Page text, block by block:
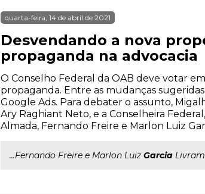
quarta-feira, 14 de abril de 2021
Desvendando a nova
propaganda na advocacia
O Conselho Federal da OAB deve votar
propaganda. Entre as mudanças
Google Ads. Para debater o assunto,
Ary Raghiant Neto, e a Conselheira
Almada, Fernando Freire e Marlon Luiz
...Fernando Freire e Marlon LuizGarcia